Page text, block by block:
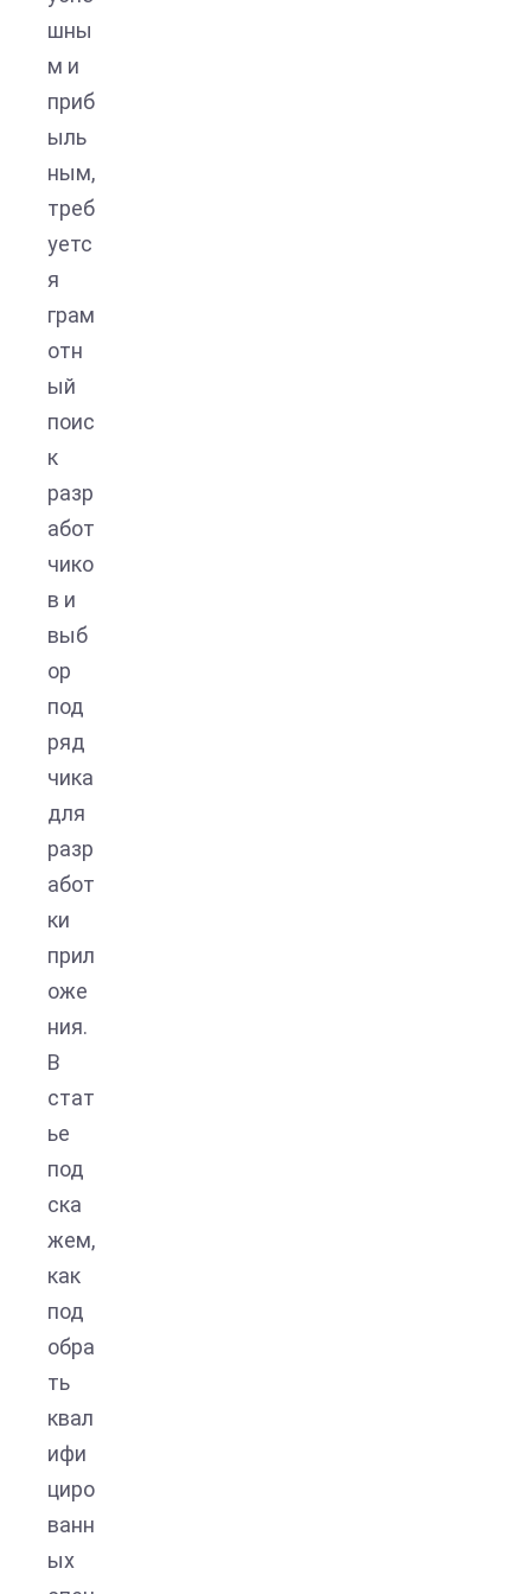
шны
м и
приб
ыль
ным,
треб
уетс
я
грам
отн
ый
поис
к
разр
абот
чико
в и
выб
ор
под
ряд
чика
для
разр
абот
ки
прил
оже
ния.
В
стат
ье
под
ска
жем,
как
под
обра
ть
квал
ифи
циро
ванн
ых